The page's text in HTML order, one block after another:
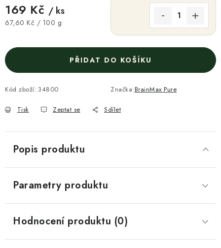
169 Kč / ks
Měrná cena:
67,60 Kč / 100 g
PŘIDAT DO KOŠÍKU
Kód zboží: 34800 Značka:BrainMax Pure
Tisk Zeptat se Sdílet
Popis produktu
Parametry produktu
Hodnocení produktu (0)